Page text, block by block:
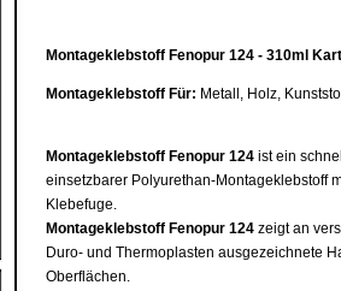
Montageklebstoff Fenopur 124 - 310ml
Montageklebstoff Für: Metall, Holz,
Montageklebstoff Fenopur 124 ist ein
einsetzbarer Polyurethan-Montageklebstoff
Klebefuge.
Montageklebstoff Fenopur 124 zeigt an
Duro- und Thermoplasten ausgezeichnete
Oberflächen.